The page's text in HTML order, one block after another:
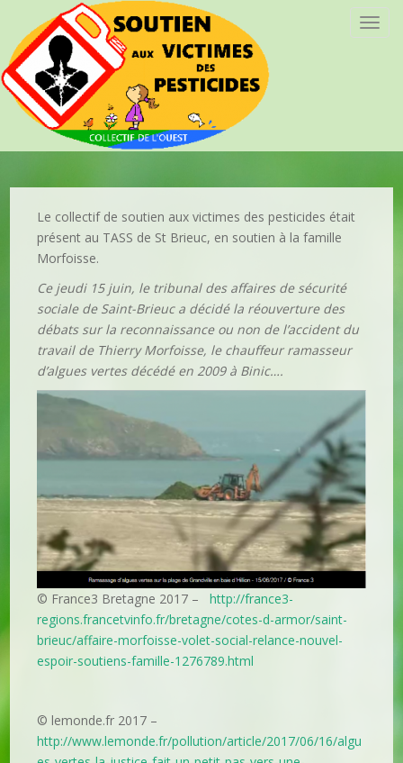
T
n
v
Le collectif de soutien aux victimes des pesticides était
présent au TASS de St Brieuc, en soutien à la famille
Morfoisse.
Ce jeudi 15 juin, le tribunal des affaires de sécurité
sociale de Saint-Brieuc a décidé la réouverture des
débats sur la reconnaissance ou non de l’accident du
travail de Thierry Morfoisse, le chauffeur ramasseur
d’algues vertes décédé en 2009 à Binic….
© France3 Bretagne 2017 –http://france3-
regions.francetvinfo.fr/bretagne/cotes-d-armor/saint-
brieuc/affaire-morfoisse-volet-social-relance-nouvel-
espoir-soutiens-famille-1276789.html
© lemonde.fr 2017 –
http://www.lemonde.fr/pollution/article/2017/06/16/algu